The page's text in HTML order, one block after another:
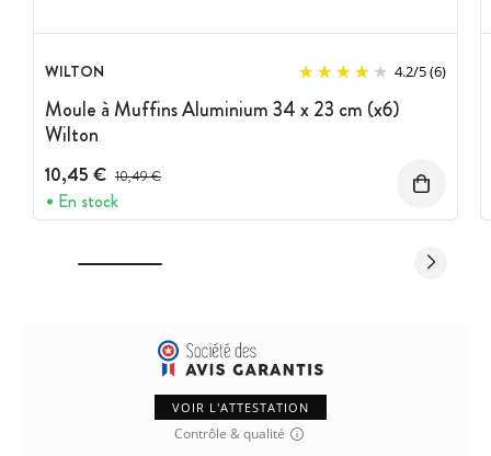
WILTON 4.2/5(6)
Moule à Muffins Aluminium 34 x 23 cm (x6)
Wilton
10,45 € Prix avant réduction :
10,49 €
En stock
VOIR L'ATTESTATION
Contrôle & qualité